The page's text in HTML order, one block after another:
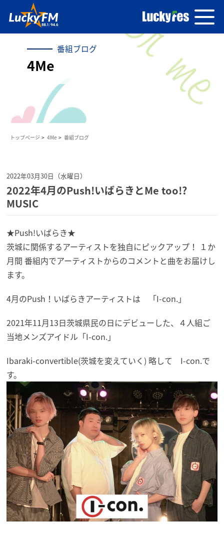
番組ブログ
4Me
トップページ 4Me 番組ブログ
2022年03月30日（水曜日）
2022年4月のPush!いばらきとMe too!?
MUSIC
★Push!いばらき★
茨城に関係するアーティストを独自にピックアップ！ １か
月間 番組内でアーティストからのコメントと曲をお届けし
ます。
4月のPush！いばらきアーティストは 「I-con.」
2021年11月13日茨城県民の日にデビューした、４人組ご
当地メンズアイドル「I-con.」
Ibaraki-convertible(茨城を変えていく) 略して I-con.で
す。